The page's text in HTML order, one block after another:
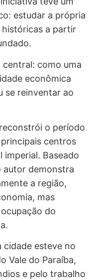
estudar a própria
históricas a partir
como uma
econômica
se reinventar ao
o período
principais centros
imperial. Baseado
autor demonstra
a região,
mas
do
cidade esteve no
Vale do Paraíba,
e pelo trabalho